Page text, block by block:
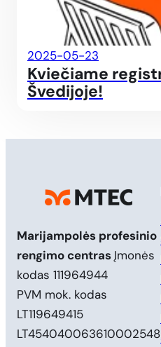
2025-05-23
Kviečiame
Švedijoje!
Marijampolės profesinio
rengimo centras Įmonės
kodas 111964944
PVM mok. kodas
LT119649415
LT454040063610002548